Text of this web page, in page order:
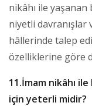
nikâhı ile
niyetli davranışlar
hâllerinde talep
özelliklerine göre
11.İmam nikâhı
için yeterli midir?